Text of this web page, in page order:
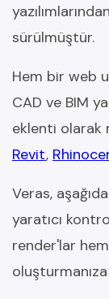
sürülmüştür.
Hem bir web
CAD ve BIM
eklenti olarak
Revit,
Veras,
yaratıcı
render'lar